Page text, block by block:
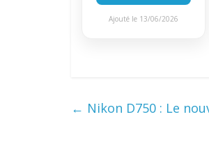
Ajouté le 13/06/2026
← Nikon D750 : Le